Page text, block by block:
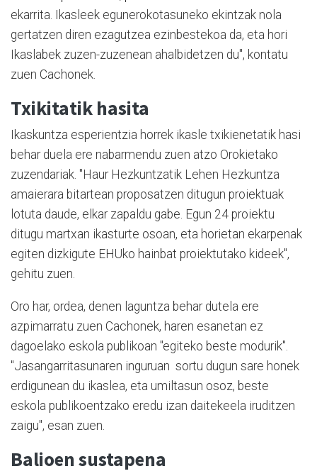
ekarrita. Ikasleek egunerokotasuneko ekintzak nola
gertatzen diren ezagutzea ezinbestekoa da, eta hori
Ikaslabek zuzen-zuzenean ahalbidetzen du", kontatu
zuen Cachonek.
Txikitatik hasita
Ikaskuntza esperientzia horrek ikasle txikienetatik hasi
behar duela ere nabarmendu zuen atzo Orokietako
zuzendariak. "Haur Hezkuntzatik Lehen Hezkuntza
amaierara bitartean proposatzen ditugun proiektuak
lotuta daude, elkar zapaldu gabe. Egun 24 proiektu
ditugu martxan ikasturte osoan, eta horietan ekarpenak
egiten dizkigute EHUko hainbat proiektutako kideek",
gehitu zuen.
Oro har, ordea, denen laguntza behar dutela ere
azpimarratu zuen Cachonek, haren esanetan ez
dagoelako eskola publikoan "egiteko beste modurik".
"Jasangarritasunaren inguruan sortu dugun sare honek
erdigunean du ikaslea, eta umiltasun osoz, beste
eskola publikoentzako eredu izan daitekeela iruditzen
zaigu", esan zuen.
Balioen sustapena